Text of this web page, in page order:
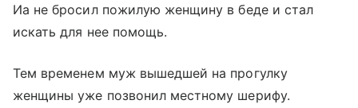
Иа не бросил пожилую женщину в беде и стал
искать для нее помощь.
Тем временем муж вышедшей на прогулку
женщины уже позвонил местному шерифу.